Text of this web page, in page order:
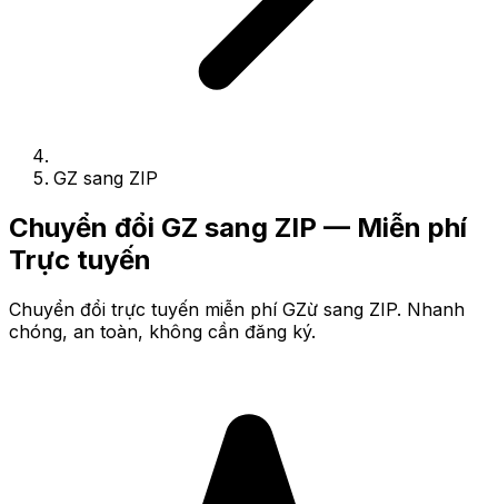
GZ sang ZIP
Chuyển đổi GZ sang ZIP — Miễn phí
Trực tuyến
Chuyển đổi trực tuyến miễn phí GZừ sang ZIP. Nhanh
chóng, an toàn, không cần đăng ký.